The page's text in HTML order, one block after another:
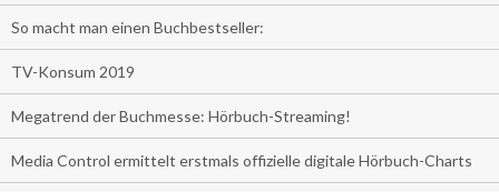
So macht man einen Buchbestseller:
TV-Konsum 2019
Megatrend der Buchmesse: Hörbuch-Streaming!
Media Control ermittelt erstmals offizielle digitale Hörbuch-Charts